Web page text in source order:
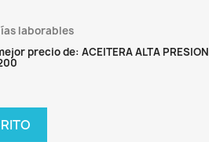
laborables
precio de: ACEITERA ALTA PRESION